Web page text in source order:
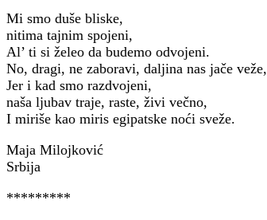
Mi smo duše bliske,
nitima tajnim spojeni,
Al’ ti si želeo da budemo odvojeni.
No, dragi, ne zaboravi, daljina nas jače veže,
Jer i kad smo razdvojeni,
naša ljubav traje, raste, živi večno,
I miriše kao miris egipatske noći sveže.
Maja Milojković
Srbija
*********